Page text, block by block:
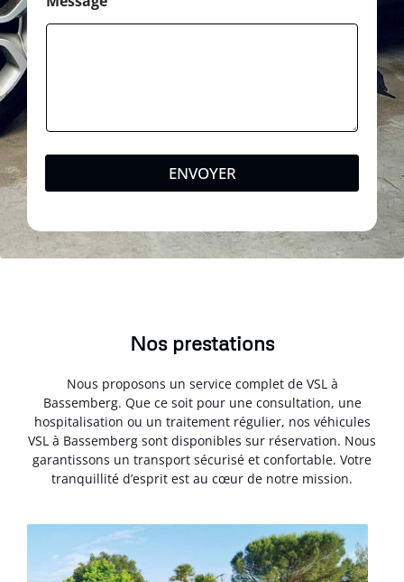
ENVOYER
Nos prestations
Nous proposons un service complet de VSL à
Bassemberg. Que ce soit pour une consultation, une
hospitalisation ou un traitement régulier, nos véhicules
VSL à Bassemberg sont disponibles sur réservation. Nous
garantissons un transport sécurisé et confortable. Votre
tranquillité d’esprit est au cœur de notre mission.